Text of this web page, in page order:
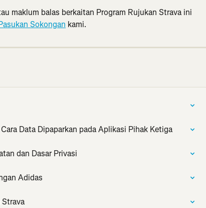
maklum balas berkaitan Program Rujukan Strava ini
Sokongan kami.
Data Dipaparkan pada Aplikasi Pihak Ketiga
dan Dasar Privasi
Adidas